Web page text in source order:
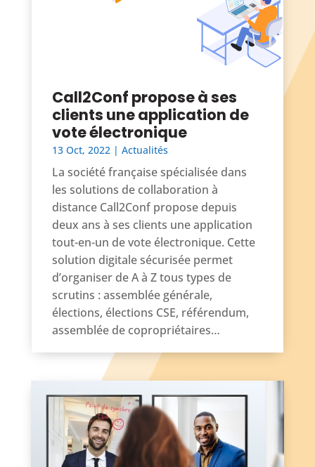
Call2Conf propose à ses
clients une application de
vote électronique
13 Oct, 2022 | Actualités
La société française spécialisée dans
les solutions de collaboration à
distance Call2Conf propose depuis
deux ans à ses clients une application
tout-en-un de vote électronique. Cette
solution digitale sécurisée permet
d’organiser de A à Z tous types de
scrutins : assemblée générale,
élections, élections CSE, référendum,
assemblée de copropriétaires…